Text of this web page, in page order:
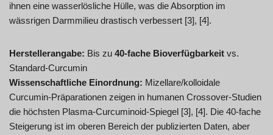
ihnen eine wasserlösliche Hülle, was die Absorption im
wässrigen Darmmilieu drastisch verbessert [3], [4].
Herstellerangabe: Bis zu 40-fache Bioverfügbarkeit vs.
Standard-Curcumin
Wissenschaftliche Einordnung: Mizellare/kolloidale
Curcumin-Präparationen zeigen in humanen Crossover-Studien
die höchsten Plasma-Curcuminoid-Spiegel [3], [4]. Die 40-fache
Steigerung ist im oberen Bereich der publizierten Daten, aber